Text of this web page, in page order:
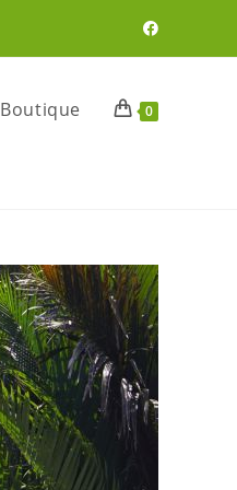
Boutique 0